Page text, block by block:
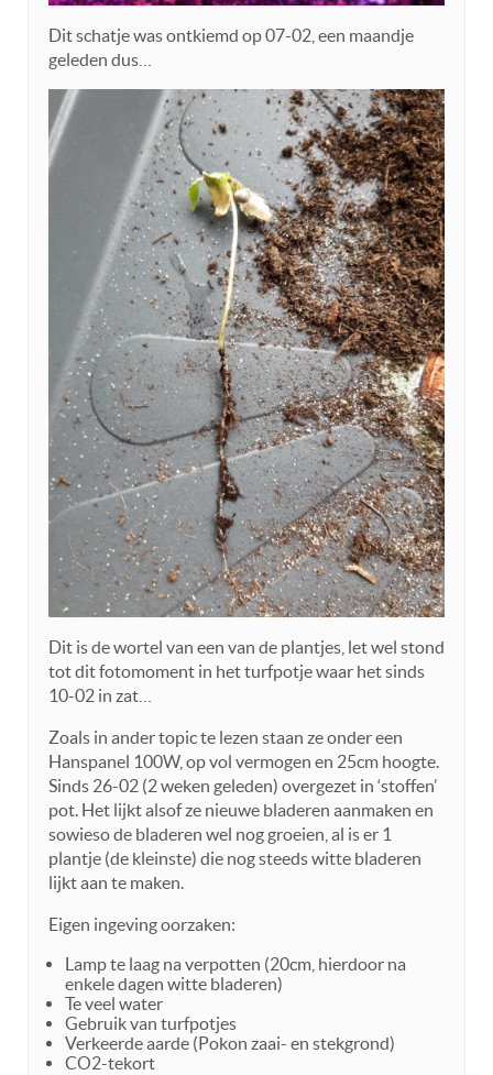
Dit schatje was ontkiemd op 07-02, een maandje
geleden dus…
Dit is de wortel van een van de plantjes, let wel stond
tot dit fotomoment in het turfpotje waar het sinds
10-02 in zat…
Zoals in ander topic te lezen staan ze onder een
Hanspanel 100W, op vol vermogen en 25cm hoogte.
Sinds 26-02 (2 weken geleden) overgezet in ‘stoffen’
pot. Het lijkt alsof ze nieuwe bladeren aanmaken en
sowieso de bladeren wel nog groeien, al is er 1
plantje (de kleinste) die nog steeds witte bladeren
lijkt aan te maken.
Eigen ingeving oorzaken:
Lamp te laag na verpotten (20cm, hierdoor na
enkele dagen witte bladeren)
Te veel water
Gebruik van turfpotjes
Verkeerde aarde (Pokon zaai- en stekgrond)
CO2-tekort